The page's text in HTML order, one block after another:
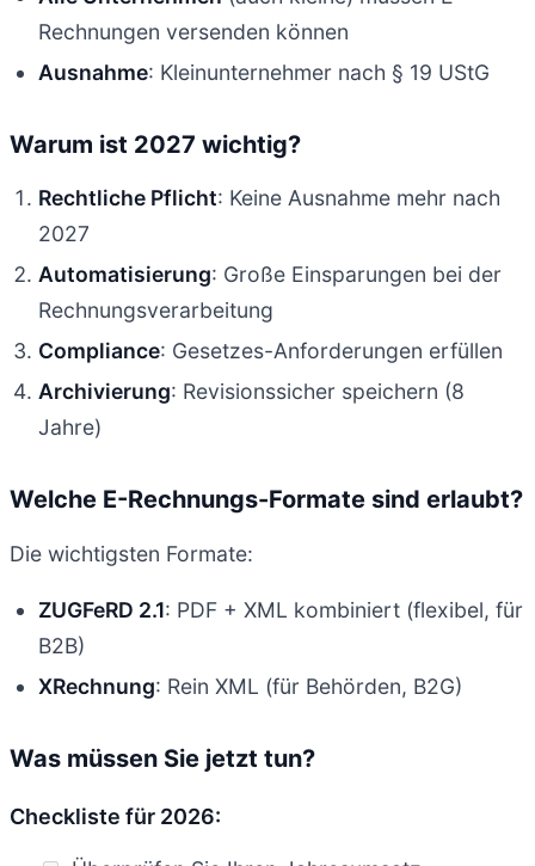
Rechnungen versenden können
Ausnahme: Kleinunternehmer nach § 19 UStG
Warum ist 2027 wichtig?
Rechtliche Pflicht: Keine Ausnahme mehr nach
2027
Automatisierung: Große Einsparungen bei der
Rechnungsverarbeitung
Compliance: Gesetzes-Anforderungen erfüllen
Archivierung: Revisionssicher speichern (8
Jahre)
Welche E-Rechnungs-Formate sind erlaubt?
Die wichtigsten Formate:
ZUGFeRD 2.1: PDF + XML kombiniert (flexibel, für
B2B)
XRechnung: Rein XML (für Behörden, B2G)
Was müssen Sie jetzt tun?
Checkliste für 2026: